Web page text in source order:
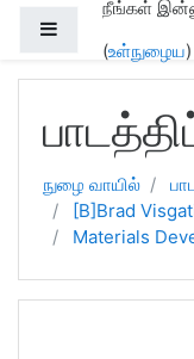
முக்கிய உள்ளடக்கத்திற்கு
நீங்கள்
(உள்நுழைய)
நுழை வாயில்
[B]Brad
Materials